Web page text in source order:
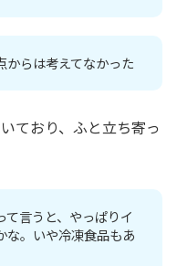
からは考えてなかった
ており、ふと立ち寄っ
て言うと、やっぱりイ
な。いや冷凍食品もあ